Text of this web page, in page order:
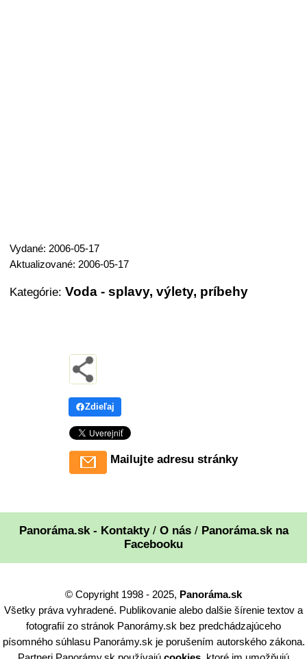
Vydané: 2006-05-17
Aktualizované: 2006-05-17
Kategórie: Voda - splavy, výlety, príbehy
Zdieľaj
Mailujte adresu stránky
Panoráma.sk - Kontakty/ O nás/ Panoráma.sk na
Facebooku
© Copyright 1998 - 2025, Panoráma.sk
Všetky práva vyhradené. Publikovanie alebo dalšie šírenie textov a
fotografií zo stránok Panorámy.sk bez predchádzajúceho
písomného súhlasu Panorámy.sk je porušením autorského zákona.